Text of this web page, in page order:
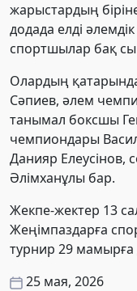
жарыстардың
додада елді
спортшылар бақ
Олардың
Сәпиев, әлем
танымал боксшы
чемпиондары
Данияр Елеусінов,
Әлімханұлы бар.
Жекпе-жектер 13
Жеңімпаздарға
турнир 29 мамырға
25 мая, 2026